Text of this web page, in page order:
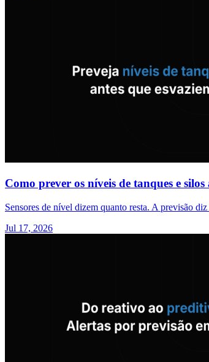
Como prever os níveis de tanques e silos
Sensores de nível dizem quanto resta. A previsão
Jul 17, 2026